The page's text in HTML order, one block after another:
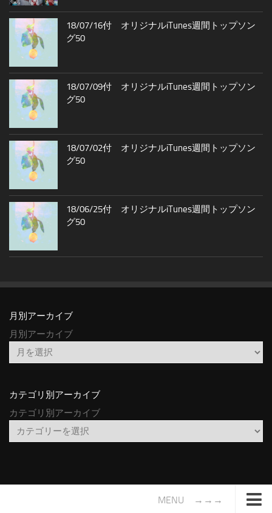
18/07/16付 オリジナルiTunes週間トップソン
グ50
18/07/09付 オリジナルiTunes週間トップソン
グ50
18/07/02付 オリジナルiTunes週間トップソン
グ50
18/06/25付 オリジナルiTunes週間トップソン
グ50
月別アーカイブ
月別アーカイブ
カテゴリ別アーカイブ
カテゴリ別アーカイブ
MENU →→→